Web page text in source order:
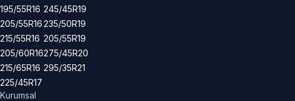
195/55R16
205/55R16
215/55R16
205/60R16
215/65R16
225/45R17
245/45R19
235/50R19
205/55R19
275/45R20
295/35R21
Kurumsal